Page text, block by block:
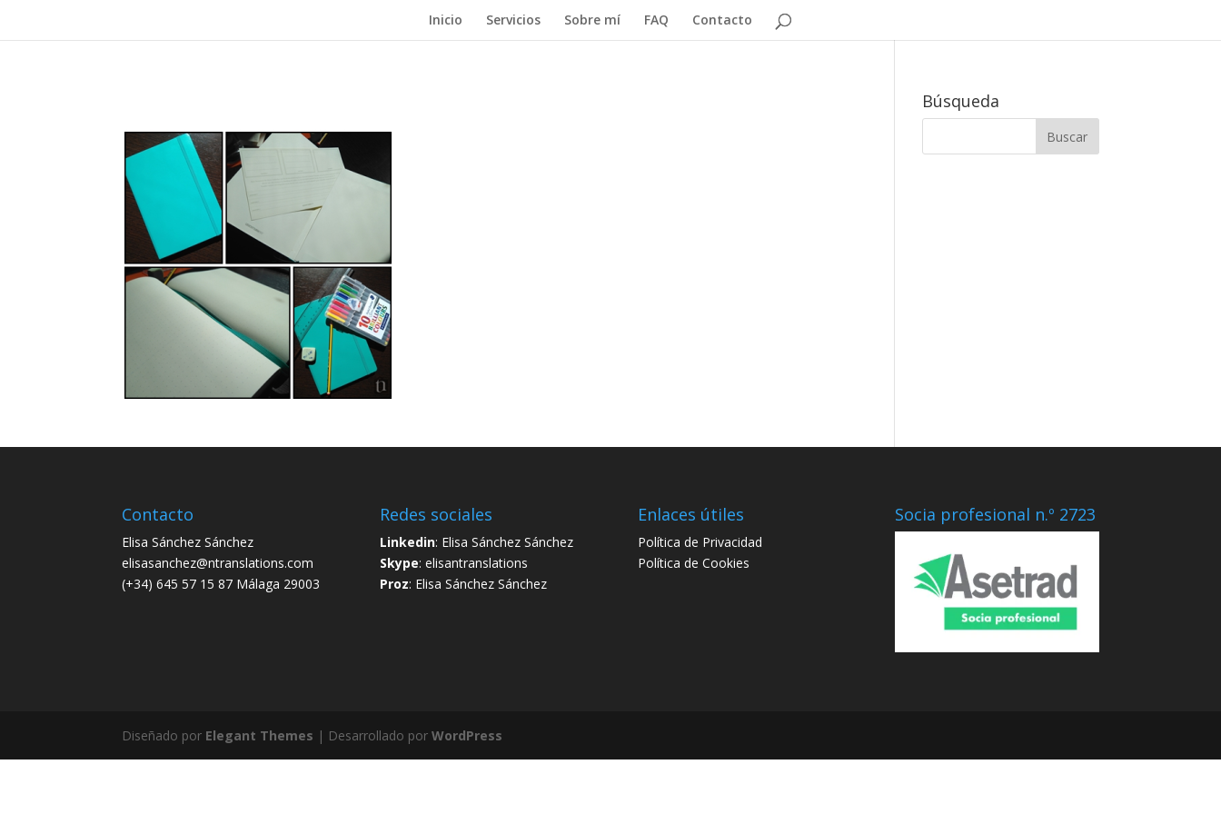
Inicio Servicios Sobre mí FAQ Contacto
Búsqueda
Contacto
Elisa Sánchez Sánchez
elisasanchez@ntranslations.com
(+34) 645 57 15 87 Málaga 29003
Redes sociales
Linkedin: Elisa Sánchez Sánchez
Skype: elisantranslations
Proz: Elisa Sánchez Sánchez
Enlaces útiles
Política de Privacidad
Política de Cookies
Socia profesional n.º 2723
Diseñado por Elegant Themes | Desarrollado porWordPress